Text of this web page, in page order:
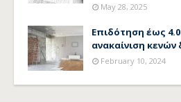
May 28, 2025
Επιδότηση έως
ανακαίνιση
February 10, 2024